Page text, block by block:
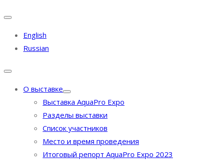
English
Russian
О выставке
Выставка AquaPro Expo
Разделы выставки
Список участников
Место и время проведения
Итоговый репорт AquaPro Expo 2023